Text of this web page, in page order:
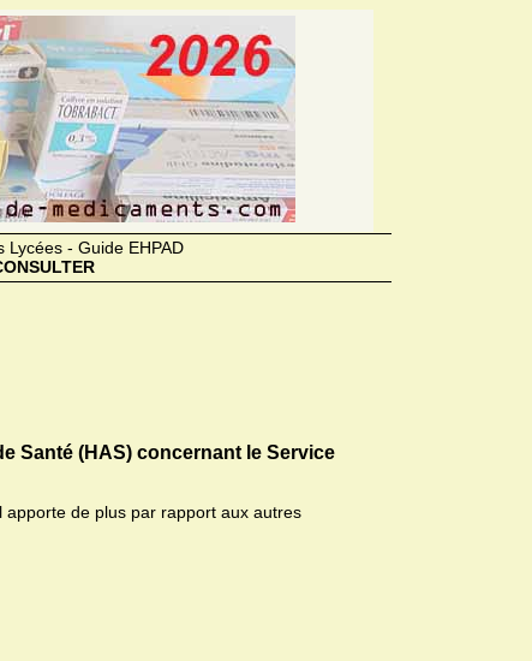
- Guide EHPAD
Santé (HAS) concernant le Service
de plus par rapport aux autres